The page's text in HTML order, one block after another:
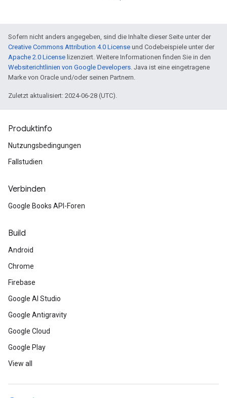
Sofern nicht anders angegeben, sind die Inhalte dieser Seite unter der
Creative Commons Attribution 4.0 License und Codebeispiele unter der
Apache 2.0 License lizenziert. Weitere Informationen finden Sie in den
Websiterichtlinien von Google Developers. Java ist eine eingetragene
Marke von Oracle und/oder seinen Partnern.
Zuletzt aktualisiert: 2024-06-28 (UTC).
Produktinfo
Nutzungsbedingungen
Fallstudien
Verbinden
Google Books API-Foren
Build
Android
Chrome
Firebase
Google AI Studio
Google Antigravity
Google Cloud
Google Play
View all